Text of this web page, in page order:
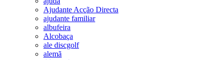
Ajudante Acção Directa
ajudante familiar
albufeira
Alcobaça
ale discgolf
alemã